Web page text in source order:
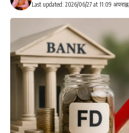
Last updated: 2026/06/27 at 11:09 अपराह्न